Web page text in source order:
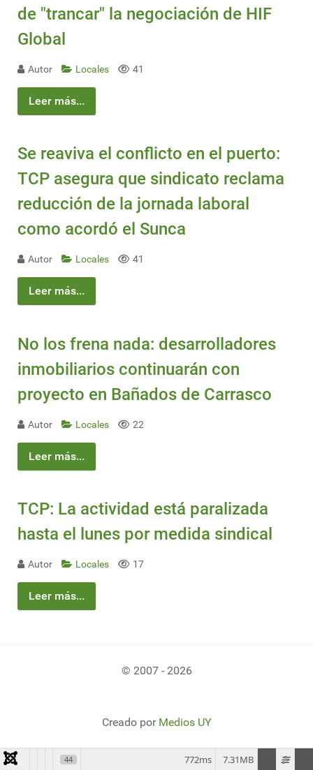
de "trancar" la negociación de HIF
Global
Autor Locales 41
Leer más...
Se reaviva el conflicto en el puerto:
TCP asegura que sindicato reclama
reducción de la jornada laboral
como acordó el Sunca
Autor Locales 41
Leer más...
No los frena nada: desarrolladores
inmobiliarios continuarán con
proyecto en Bañados de Carrasco
Autor Locales 22
Leer más...
TCP: La actividad está paralizada
hasta el lunes por medida sindical
Autor Locales 17
Leer más...
© 2007 - 2026
Creado por Medios UY
44 7.31MB
772ms